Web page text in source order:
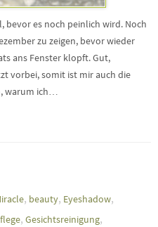
bevor es noch peinlich wird. Noch
zu zeigen, bevor wieder
ans Fenster klopft. Gut,
vorbei, somit ist mir auch die
warum ich…
, beauty, Eyeshadow,
, Gesichtsreinigung,